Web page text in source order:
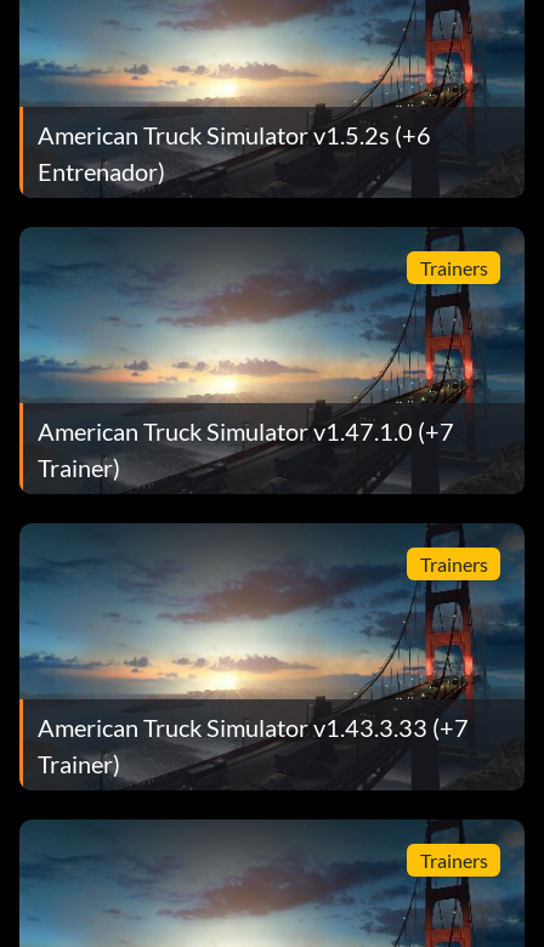
American Truck Simulator v1.5.2s (+6
Entrenador)
Trainers
American Truck Simulator v1.47.1.0 (+7
Trainer)
Trainers
American Truck Simulator v1.43.3.33 (+7
Trainer)
Trainers